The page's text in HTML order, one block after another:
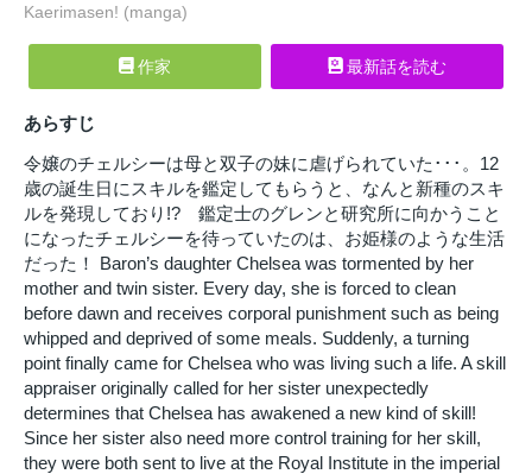
Kaerimasen! (manga)
作家 最新話を読む
あらすじ
令嬢のチェルシーは母と双子の妹に虐げられていた･･･。12
歳の誕生日にスキルを鑑定してもらうと、なんと新種のスキ
ルを発現しており!? 鑑定士のグレンと研究所に向かうこと
になったチェルシーを待っていたのは、お姫様のような生活
だった！ Baron’s daughter Chelsea was tormented by her
mother and twin sister. Every day, she is forced to clean
before dawn and receives corporal punishment such as being
whipped and deprived of some meals. Suddenly, a turning
point finally came for Chelsea who was living such a life. A skill
appraiser originally called for her sister unexpectedly
determines that Chelsea has awakened a new kind of skill!
Since her sister also need more control training for her skill,
they were both sent to live at the Royal Institute in the imperial